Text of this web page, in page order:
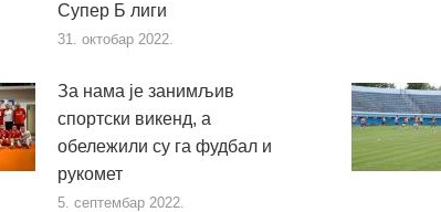
Супер Б лиги
31. октобар 2022.
За нама је занимљив
спортски викенд, а
обележили су га фудбал и
рукомет
5. септембар 2022.